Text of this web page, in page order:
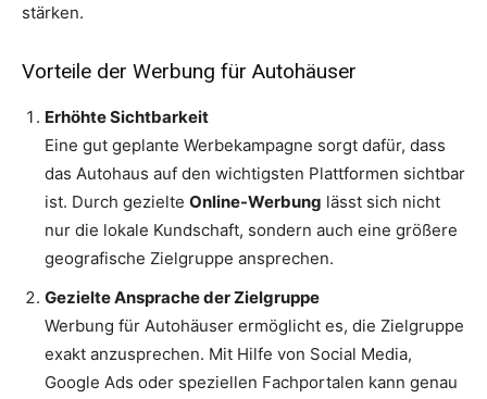
stärken.
Vorteile der Werbung für Autohäuser
Erhöhte Sichtbarkeit
Eine gut geplante Werbekampagne sorgt dafür, dass
das Autohaus auf den wichtigsten Plattformen sichtbar
ist. Durch gezielte Online-Werbung lässt sich nicht
nur die lokale Kundschaft, sondern auch eine größere
geografische Zielgruppe ansprechen.
Gezielte Ansprache der Zielgruppe
Werbung für Autohäuser ermöglicht es, die Zielgruppe
exakt anzusprechen. Mit Hilfe von Social Media,
Google Ads oder speziellen Fachportalen kann genau